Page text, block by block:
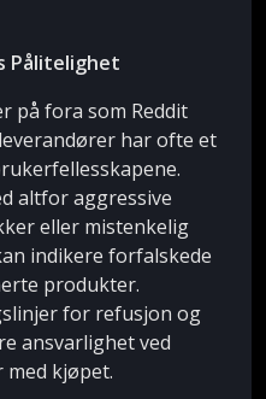
Pålitelighet
på fora som Reddit
har ofte et
altfor aggressive
eller mistenkelig
indikere forfalskede
produkter.
for refusjon og
ansvarlighet ved
kjøpet.